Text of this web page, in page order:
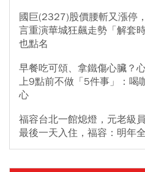
國巨(2327)股價腰斬又漲停
言重演華城狂飆走勢「解套
也點名
早餐吃可頌、拿鐵傷心臟？
上9點前不做「5件事」：喝
心
福容台北一館熄燈，元老級
最後一天入住，福容：明年